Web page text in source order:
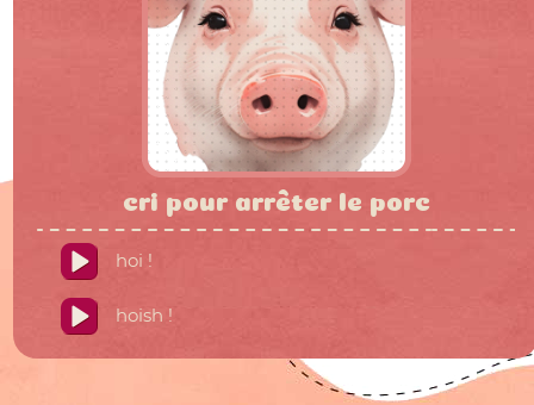
cri pour arrêter le porc
hoi !
hoish !